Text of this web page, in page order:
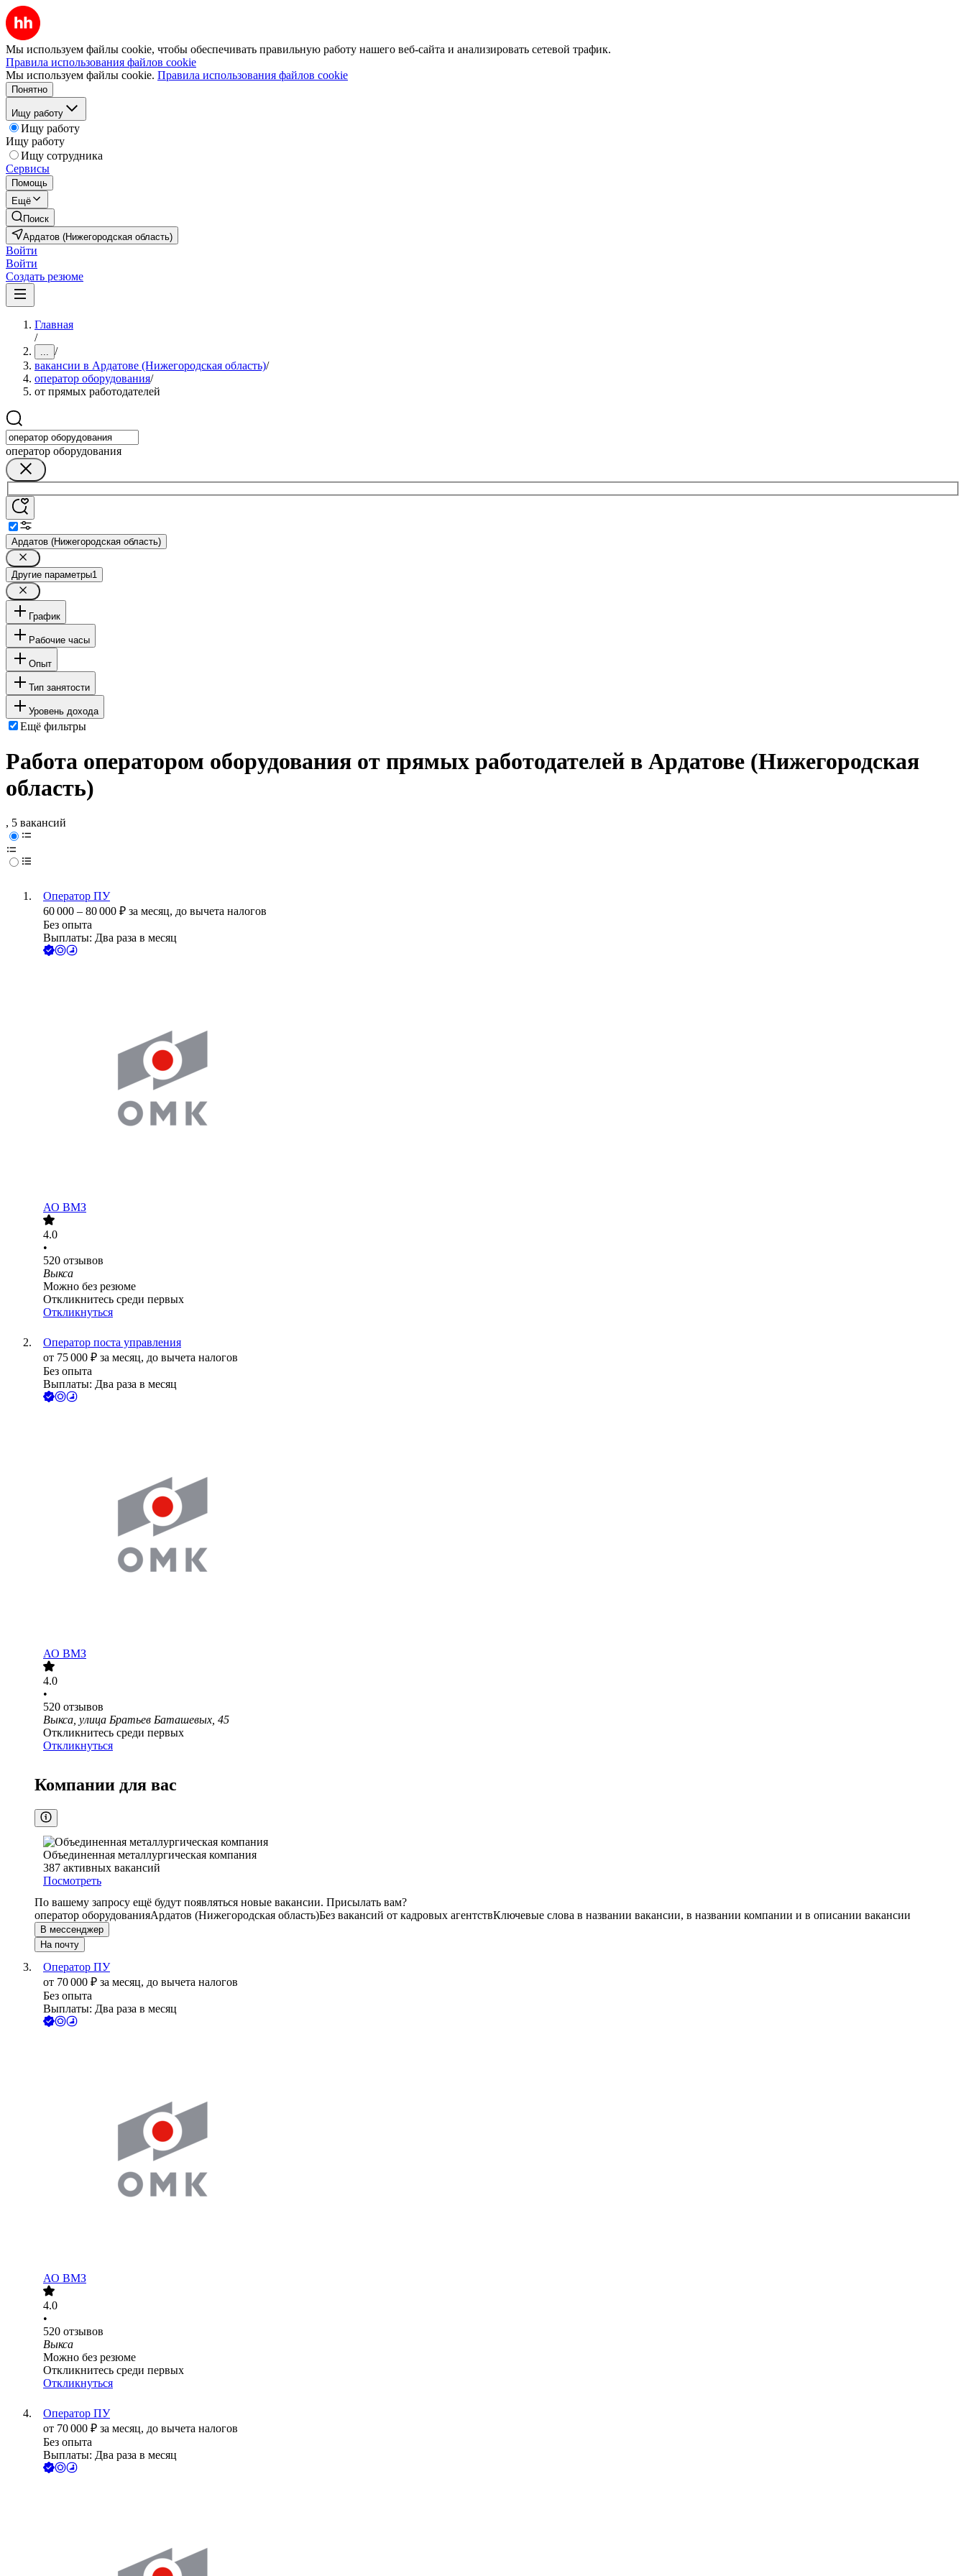
Мы используем файлы cookie, чтобы обеспечивать правильную работу нашего веб-сайта и анализировать сетевой трафик.
Правила использования файлов cookie
Мы используем файлы cookie. Правила использования файлов cookie
Понятно
Ищу работу
Ищу работу
Ищу работу
Ищу сотрудника
Сервисы
Помощь
Ещё
Поиск
Ардатов (Нижегородская область)
Войти
Войти
Создать резюме
Главная
/
... /
вакансии в Ардатове (Нижегородская область)/
оператор оборудования/
от прямых работодателей
оператор оборудования
Ардатов (Нижегородская область)
Другие параметры1
График
Рабочие часы
Опыт
Тип занятости
Уровень дохода
Ещё фильтры
Работа оператором оборудования от прямых работодателей в Ардатове (Нижегородская
область)
, 5 вакансий
Оператор ПУ
60 000 – 80 000 ₽ за месяц, до вычета налогов
Без опыта
Выплаты: Два раза в месяц
АО ВМЗ
4.0
•
520 отзывов
Выкса
Можно без резюме
Откликнитесь среди первых
Откликнуться
Оператор поста управления
от 75 000 ₽ за месяц, до вычета налогов
Без опыта
Выплаты: Два раза в месяц
АО ВМЗ
4.0
•
520 отзывов
Выкса, улица Братьев Баташевых, 45
Откликнитесь среди первых
Откликнуться
Компании для вас
Объединенная металлургическая компания
387 активных вакансий
Посмотреть
По вашему запросу ещё будут появляться новые вакансии. Присылать вам?
оператор оборудованияАрдатов (Нижегородская область)Без вакансий от кадровых агентствКлючевые слова в названии вакансии, в названии компании и в описании вакансии
В мессенджер
На почту
Оператор ПУ
от 70 000 ₽ за месяц, до вычета налогов
Без опыта
Выплаты: Два раза в месяц
АО ВМЗ
4.0
•
520 отзывов
Выкса
Можно без резюме
Откликнитесь среди первых
Откликнуться
Оператор ПУ
от 70 000 ₽ за месяц, до вычета налогов
Без опыта
Выплаты: Два раза в месяц